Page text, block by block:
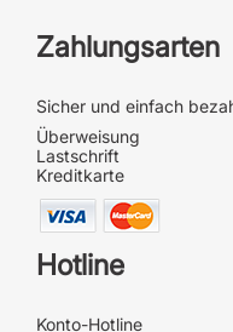
Zahlungsarten
Sicher und einfach
Überweisung
Lastschrift
Kreditkarte
Hotline
Konto-Hotline